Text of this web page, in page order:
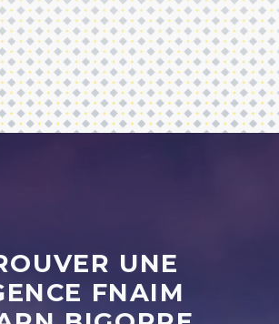
UNE
FNAIM